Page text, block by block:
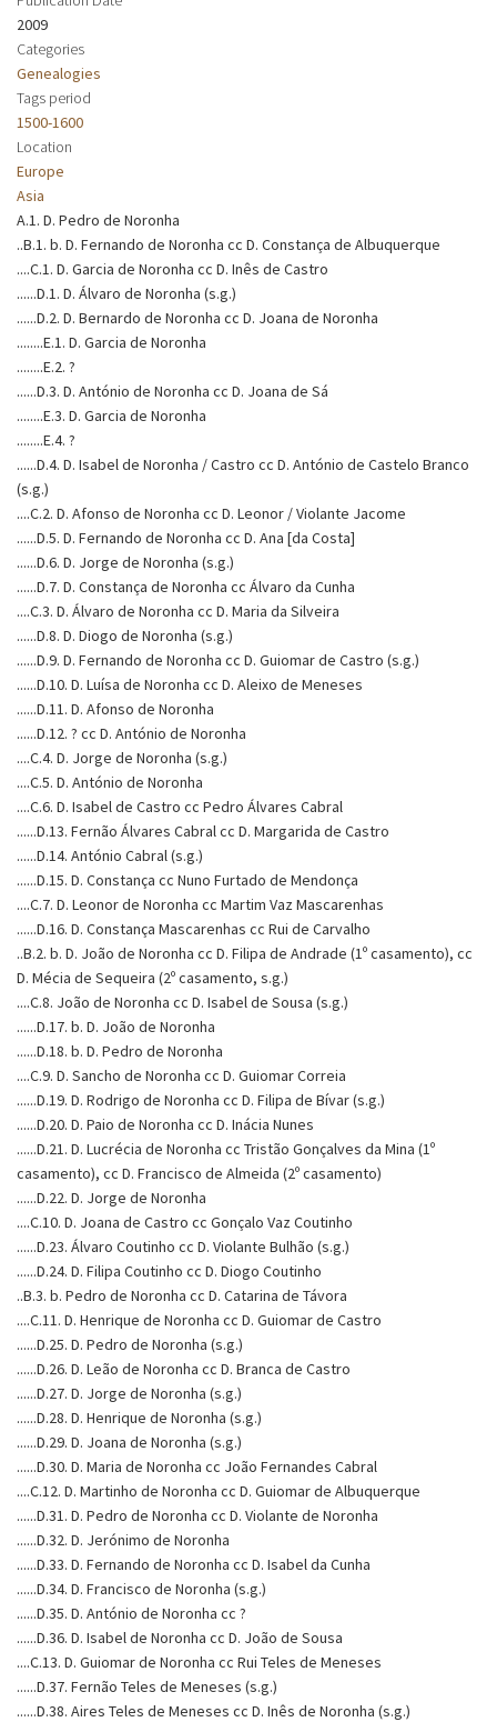
2009
Categories
Genealogies
Tags period
1500-1600
Location
Europe
Asia
A.1. D. Pedro de Noronha
..B.1. b. D. Fernando de Noronha cc D. Constança de Albuquerque
....C.1. D. Garcia de Noronha cc D. Inês de Castro
......D.1. D. Álvaro de Noronha (s.g.)
......D.2. D. Bernardo de Noronha cc D. Joana de Noronha
........E.1. D. Garcia de Noronha
........E.2. ?
......D.3. D. António de Noronha cc D. Joana de Sá
........E.3. D. Garcia de Noronha
........E.4. ?
......D.4. D. Isabel de Noronha / Castro cc D. António de Castelo Branco
(s.g.)
....C.2. D. Afonso de Noronha cc D. Leonor / Violante Jacome
......D.5. D. Fernando de Noronha cc D. Ana [da Costa]
......D.6. D. Jorge de Noronha (s.g.)
......D.7. D. Constança de Noronha cc Álvaro da Cunha
....C.3. D. Álvaro de Noronha cc D. Maria da Silveira
......D.8. D. Diogo de Noronha (s.g.)
......D.9. D. Fernando de Noronha cc D. Guiomar de Castro (s.g.)
......D.10. D. Luísa de Noronha cc D. Aleixo de Meneses
......D.11. D. Afonso de Noronha
......D.12. ? cc D. António de Noronha
....C.4. D. Jorge de Noronha (s.g.)
....C.5. D. António de Noronha
....C.6. D. Isabel de Castro cc Pedro Álvares Cabral
......D.13. Fernão Álvares Cabral cc D. Margarida de Castro
......D.14. António Cabral (s.g.)
......D.15. D. Constança cc Nuno Furtado de Mendonça
....C.7. D. Leonor de Noronha cc Martim Vaz Mascarenhas
......D.16. D. Constança Mascarenhas cc Rui de Carvalho
..B.2. b. D. João de Noronha cc D. Filipa de Andrade (1º casamento), cc
D. Mécia de Sequeira (2º casamento, s.g.)
....C.8. João de Noronha cc D. Isabel de Sousa (s.g.)
......D.17. b. D. João de Noronha
......D.18. b. D. Pedro de Noronha
....C.9. D. Sancho de Noronha cc D. Guiomar Correia
......D.19. D. Rodrigo de Noronha cc D. Filipa de Bívar (s.g.)
......D.20. D. Paio de Noronha cc D. Inácia Nunes
......D.21. D. Lucrécia de Noronha cc Tristão Gonçalves da Mina (1º
casamento), cc D. Francisco de Almeida (2º casamento)
......D.22. D. Jorge de Noronha
....C.10. D. Joana de Castro cc Gonçalo Vaz Coutinho
......D.23. Álvaro Coutinho cc D. Violante Bulhão (s.g.)
......D.24. D. Filipa Coutinho cc D. Diogo Coutinho
..B.3. b. Pedro de Noronha cc D. Catarina de Távora
....C.11. D. Henrique de Noronha cc D. Guiomar de Castro
......D.25. D. Pedro de Noronha (s.g.)
......D.26. D. Leão de Noronha cc D. Branca de Castro
......D.27. D. Jorge de Noronha (s.g.)
......D.28. D. Henrique de Noronha (s.g.)
......D.29. D. Joana de Noronha (s.g.)
......D.30. D. Maria de Noronha cc João Fernandes Cabral
....C.12. D. Martinho de Noronha cc D. Guiomar de Albuquerque
......D.31. D. Pedro de Noronha cc D. Violante de Noronha
......D.32. D. Jerónimo de Noronha
......D.33. D. Fernando de Noronha cc D. Isabel da Cunha
......D.34. D. Francisco de Noronha (s.g.)
......D.35. D. António de Noronha cc ?
......D.36. D. Isabel de Noronha cc D. João de Sousa
....C.13. D. Guiomar de Noronha cc Rui Teles de Meneses
......D.37. Fernão Teles de Meneses (s.g.)
......D.38. Aires Teles de Meneses cc D. Inês de Noronha (s.g.)